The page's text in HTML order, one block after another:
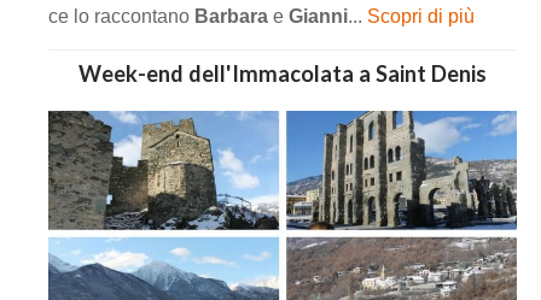
ce lo raccontano Barbara e Gianni... Scopri di più
Week-end dell'Immacolata a Saint Denis